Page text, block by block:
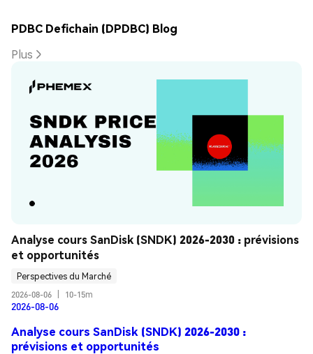
PDBC Defichain (DPDBC) Blog
Plus
Analyse cours SanDisk (SNDK) 2026-2030 : prévisions
et opportunités
Perspectives du Marché
2026-08-06
10-15m
2026-08-06
Analyse cours SanDisk (SNDK) 2026-2030 :
prévisions et opportunités